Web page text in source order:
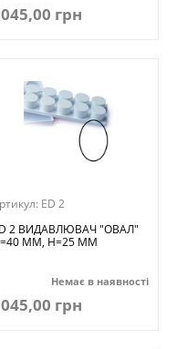
грн
ED 2
2 ВИДАВЛЮВАЧ "ОВАЛ"
MM, H=25 MM
Немає в наявності
грн